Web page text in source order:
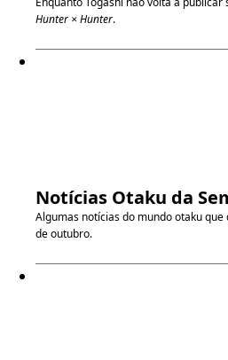
Hunter × Hunter.
Notícias Otaku da
Algumas notícias do mundo otaku
de outubro.